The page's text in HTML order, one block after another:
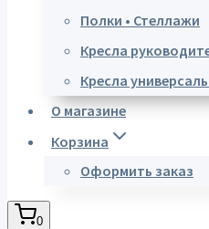
Полки • Стеллажи
Кресла
Кресла
О магазине
Корзина
Оформить заказ
0